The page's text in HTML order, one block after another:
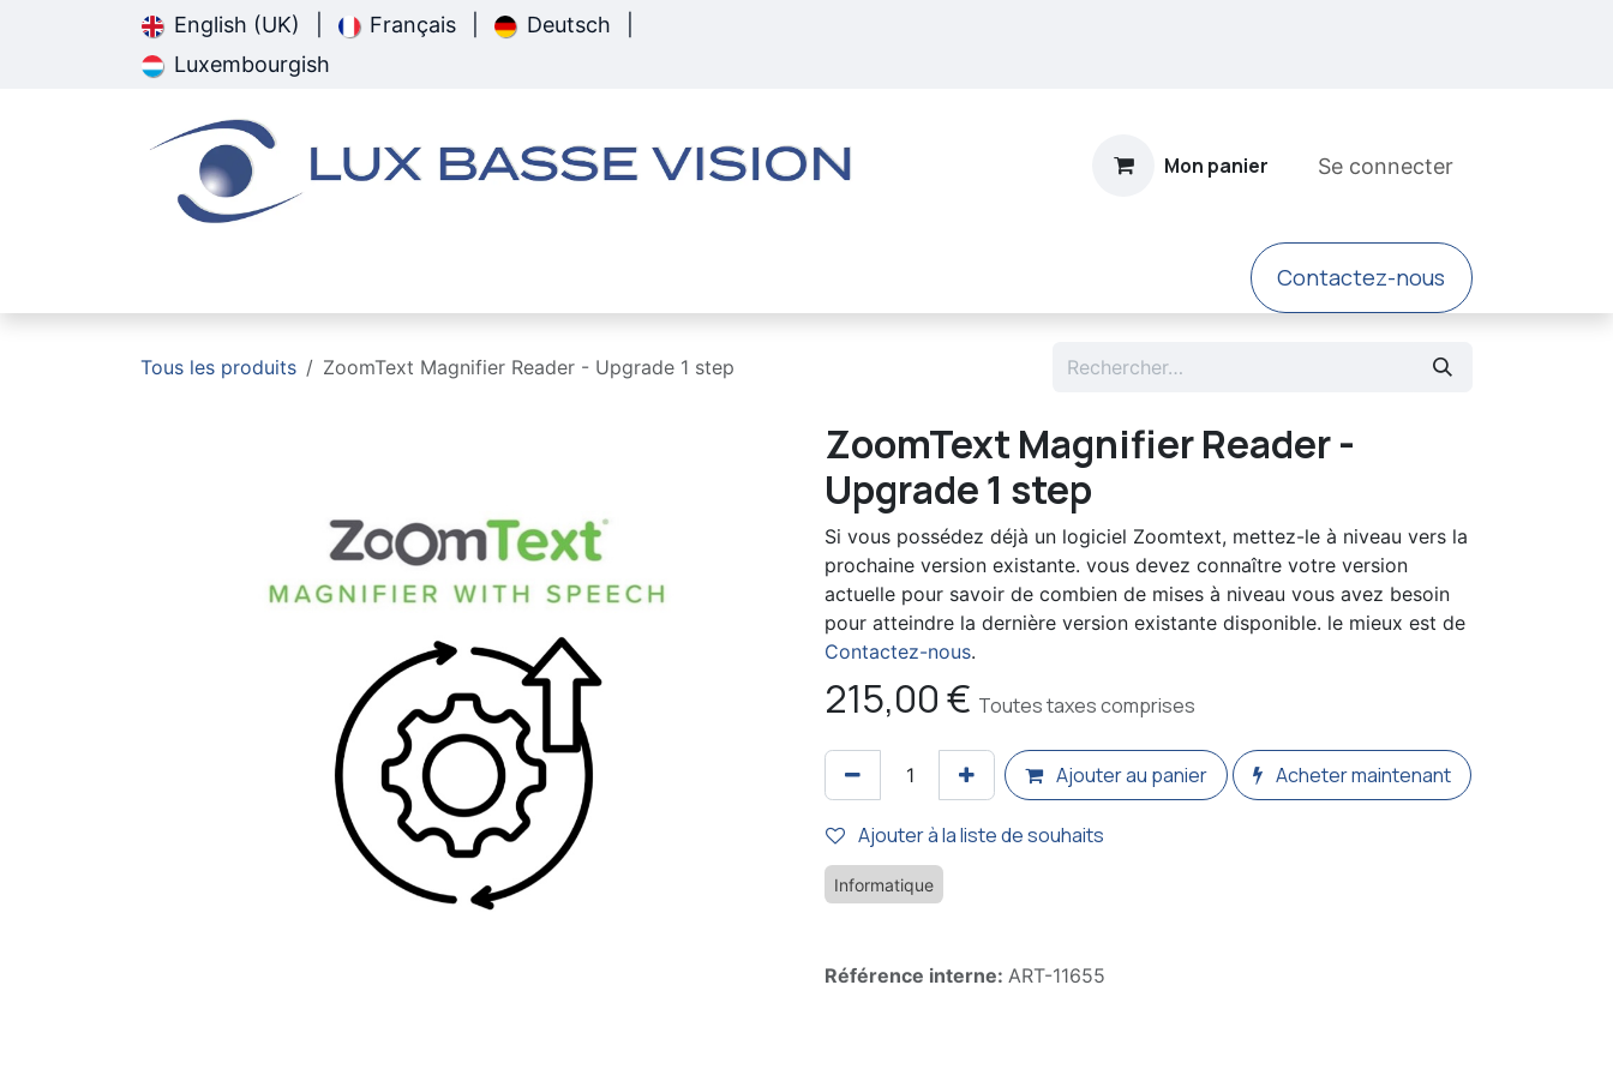
Se rendre au contenuEnglish (UK) Français Deutsch
Luxembourgish
Mon panier Se connecter
​Contacte​​z-nous
Tous les produits ZoomText Magnifier Reader - Upgrade 1 step
ZoomText Magnifier Reader -
Upgrade 1 step
Si vous possédez déjà un logiciel Zoomtext, mettez-le à niveau vers la
prochaine version existante. vous devez connaître votre version
actuelle pour savoir de combien de mises à niveau vous avez besoin
pour atteindre la dernière version existante disponible. le mieux est de
Contactez-nous.
215,00€ Toutes taxes comprises
Ajouter au panier Acheter maintenant
Ajouter à la liste de souhaits
Informatique
Référence interne: ART-11655